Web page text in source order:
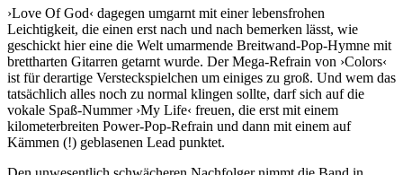
›Love Of God‹ dagegen umgarnt mit einer lebensfrohen
Leichtigkeit, die einen erst nach und nach bemerken lässt, wie
geschickt hier eine die Welt umarmende Breitwand-Pop-Hymne mit
brettharten Gitarren getarnt wurde. Der Mega-Refrain von ›Colors‹
ist für derartige Versteckspielchen um einiges zu groß. Und wem das
tatsächlich alles noch zu normal klingen sollte, darf sich auf die
vokale Spaß-Nummer ›My Life‹ freuen, die erst mit einem
kilometerbreiten Power-Pop-Refrain und dann mit einem auf
Kämmen (!) geblasenen Lead punktet.